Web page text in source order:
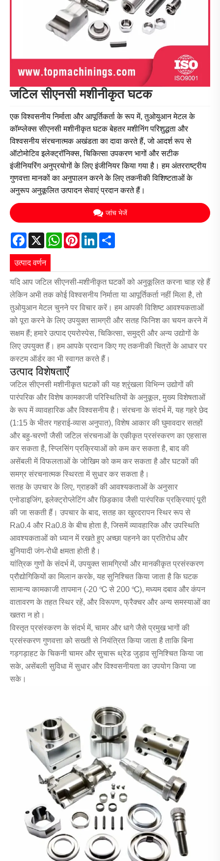
जटिल सीएनसी मशीनीकृत घटक
एक विश्वसनीय निर्माता और आपूर्तिकर्ता के रूप में, तुओयुआन मेटल के
कॉम्प्लेक्स सीएनसी मशीनीकृत घटक बेहतर मशीनिंग परिशुद्धता और
विश्वसनीय संरचनात्मक अखंडता का दावा करते हैं, जो आदर्श रूप से
ऑटोमोटिव इलेक्ट्रॉनिक्स, चिकित्सा उपकरण भागों और सटीक
इंजीनियरिंग अनुप्रयोगों के लिए इंजीनियर किया गया है। हम अंतरराष्ट्रीय
गुणवत्ता मानकों का अनुपालन करने के लिए तकनीकी विशिष्टताओं के
अनुरूप अनुकूलित उत्पादन सेवाएं प्रदान करते हैं।
जांच भेजें
Facebook
X WhatsApp
PinterestLinkedIn
उत्पाद वर्णन
यदि आप जटिल सीएनसी-मशीनीकृत घटकों को अनुकूलित करना चाह रहे हैं
लेकिन अभी तक कोई विश्वसनीय निर्माता या आपूर्तिकर्ता नहीं मिला है, तो
तुओयुआन मेटल चुनने पर विचार करें। हम आपकी विशिष्ट आवश्यकताओं
को पूरा करने के लिए उपयुक्त सामग्री और सतह फिनिश का चयन करने में
सक्षम हैं; हमारे उत्पाद एयरोस्पेस, चिकित्सा, समुद्री और अन्य उद्योगों के
लिए उपयुक्त हैं। हम आपके प्रदान किए गए तकनीकी चित्रों के आधार पर
कस्टम ऑर्डर का भी स्वागत करते हैं।
उत्पाद विशेषताएँ
जटिल सीएनसी मशीनीकृत घटकों की यह श्रृंखला विभिन्न उद्योगों की
पारंपरिक और विशेष कामकाजी परिस्थितियों के अनुकूल, मुख्य विशेषताओं
के रूप में व्यावहारिक और विश्वसनीय है। संरचना के संदर्भ में, यह गहरे छेद
(1:15 के भीतर गहराई-व्यास अनुपात), विशेष आकार की घुमावदार सतहों
और बहु-चरणों जैसी जटिल संरचनाओं के एकीकृत प्रसंस्करण का एहसास
कर सकता है, स्प्लिसिंग प्रक्रियाओं को कम कर सकता है, बाद की
असेंबली में विफलताओं के जोखिम को कम कर सकता है और घटकों की
समग्र संरचनात्मक स्थिरता में सुधार कर सकता है।
सतह के उपचार के लिए, ग्राहकों की आवश्यकताओं के अनुसार
एनोडाइजिंग, इलेक्ट्रोप्लेटिंग और छिड़काव जैसी पारंपरिक प्रक्रियाएं पूरी
की जा सकती हैं। उपचार के बाद, सतह का खुरदरापन स्थिर रूप से
Ra0.4 और Ra0.8 के बीच होता है, जिसमें व्यावहारिक और उपस्थिति
आवश्यकताओं को ध्यान में रखते हुए अच्छा पहनने का प्रतिरोध और
बुनियादी जंग-रोधी क्षमता होती है।
यांत्रिक गुणों के संदर्भ में, उपयुक्त सामग्रियों और मानकीकृत प्रसंस्करण
प्रौद्योगिकियों का मिलान करके, यह सुनिश्चित किया जाता है कि घटक
सामान्य कामकाजी तापमान (-20 ℃ से 200 ℃), मध्यम दबाव और कंपन
वातावरण के तहत स्थिर रहें, और विरूपण, फ्रैक्चर और अन्य समस्याओं का
खतरा न हो।
विस्तृत प्रसंस्करण के संदर्भ में, चामर और धागे जैसे प्रमुख भागों की
प्रसंस्करण गुणवत्ता को सख्ती से नियंत्रित किया जाता है ताकि बिना
गड़गड़ाहट के चिकनी चामर और सुचारू थ्रेड जुड़ाव सुनिश्चित किया जा
सके, असेंबली सुविधा में सुधार और विश्वसनीयता का उपयोग किया जा
सके।